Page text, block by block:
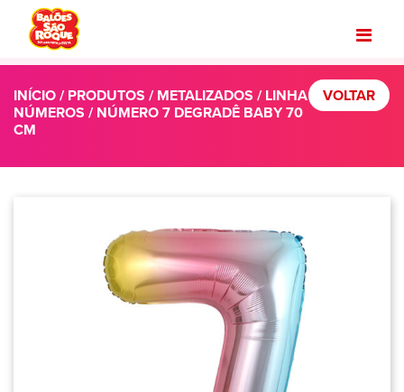
INÍCIO/PRODUTOS / METALIZADOS / LINHA
NÚMEROS / NÚMERO 7 DEGRADÊ BABY 70
CM
VOLTAR